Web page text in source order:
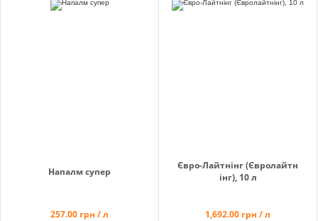
Напалм супер
257.00 грн / л
Євро-Лайтнінг (Євролайтн
інг), 10 л
1,692.00 грн / л